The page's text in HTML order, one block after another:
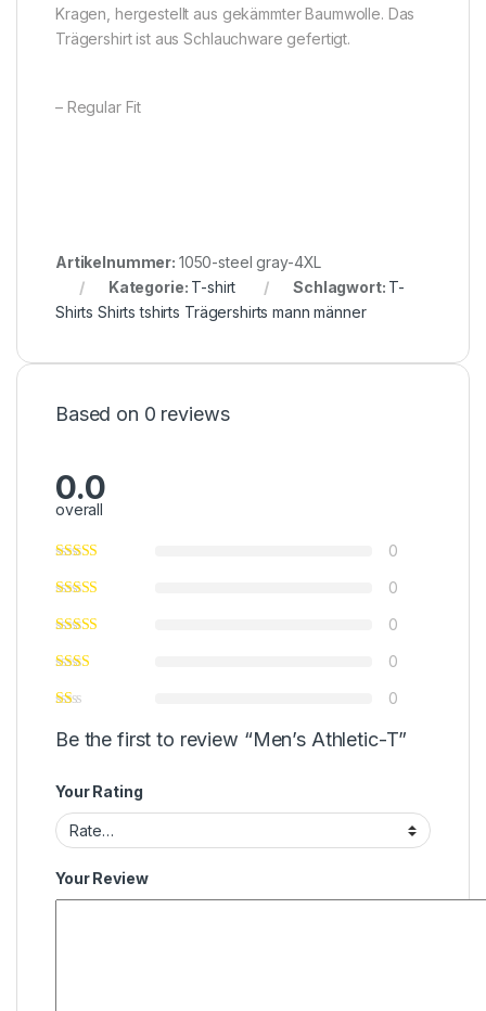
Kragen, hergestellt aus gekämmter Baumwolle. Das
Trägershirt ist aus Schlauchware gefertigt.
– Regular Fit
Artikelnummer: 1050-steel gray-4XL
Kategorie: T-shirt Schlagwort: T-
Shirts Shirts tshirts Trägershirts mann männer
Based on 0 reviews
0.0
overall
0
0
0
0
0
Be the first to review “Men’s Athletic-T”
Your Rating
Your Review